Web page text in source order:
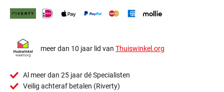
meer dan 10 jaar lid van Thuiswinkel.org
Al meer dan 25 jaar dé Specialisten
Veilig achteraf betalen (Riverty)